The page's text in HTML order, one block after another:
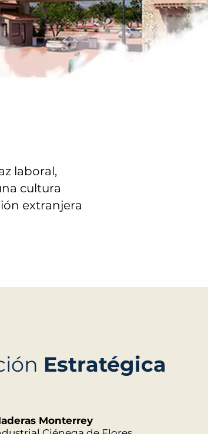
laboral,
cultura
extranjera
Estratégica
Monterrey